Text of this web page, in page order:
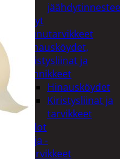
Öljyt
Perävaunutarvikkeet
Hinausköydet,
kiristysliinat ja
kiinnikkeet
Hinausköydet
Kiristysliinat ja
tarvikkeet
Valot
Rengas ja -
vannetarvikkeet